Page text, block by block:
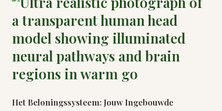
Het Beloningssysteem: Jouw Ingebouwde